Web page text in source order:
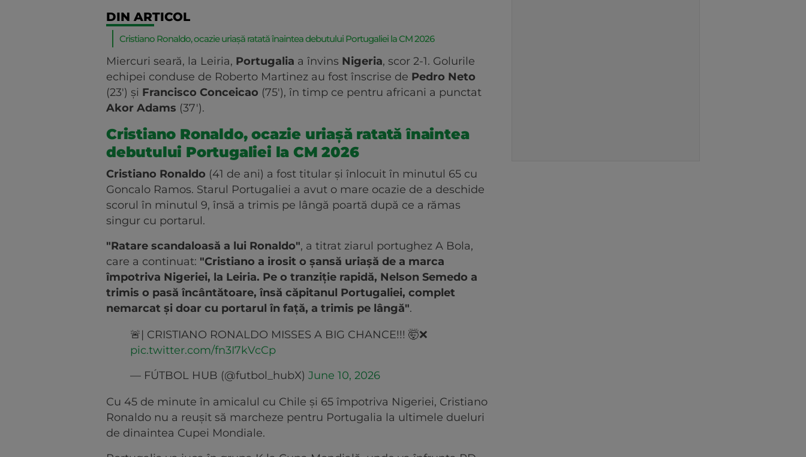
DIN ARTICOL
Cristiano Ronaldo, ocazie uriașă ratată înaintea debutului Portugaliei la CM 2026
Miercuri seară, la Leiria, Portugalia a învins Nigeria, scor 2-1. Golurile
echipei conduse de Roberto Martinez au fost înscrise de Pedro Neto
(23') și Francisco Conceicao (75'), în timp ce pentru africani a punctat
Akor Adams (37').
Cristiano Ronaldo, ocazie uriașă ratată înaintea
debutului Portugaliei la CM 2026
Cristiano Ronaldo (41 de ani) a fost titular și înlocuit în minutul 65 cu
Goncalo Ramos. Starul Portugaliei a avut o mare ocazie de a deschide
scorul în minutul 9, însă a trimis pe lângă poartă după ce a rămas
singur cu portarul.
"Ratare scandaloasă a lui Ronaldo", a titrat ziarul portughez A Bola,
care a continuat: "Cristiano a irosit o șansă uriașă de a marca
împotriva Nigeriei, la Leiria. Pe o tranziție rapidă, Nelson Semedo a
trimis o pasă încântătoare, însă căpitanul Portugaliei, complet
nemarcat și doar cu portarul în față, a trimis pe lângă".
🚨| CRISTIANO RONALDO MISSES A BIG CHANCE!!! 🤯❌
pic.twitter.com/fn3I7kVcCp
— FÚTBOL HUB (@futbol_hubX) June 10, 2026
Cu 45 de minute în amicalul cu Chile și 65 împotriva Nigeriei, Cristiano
Ronaldo nu a reușit să marcheze pentru Portugalia la ultimele dueluri
de dinaintea Cupei Mondiale.